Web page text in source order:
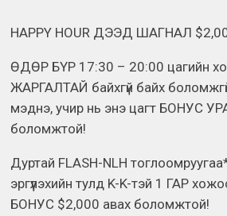
HAPPY HOUR ДЭЭД ШАГНАЛ
ӨДӨР БҮР 17:30 – 20:00 цагийн
ЖАРГАЛТАЙ байхгүй байх
мэднэ, учир нь энэ цагт БОНУС
боломжтой!
Дуртай FLASH-NLH
эргүүлэхийн тулд K-K-тэй 1 ГАР
БОНУС $2,000 авах боломжтой!